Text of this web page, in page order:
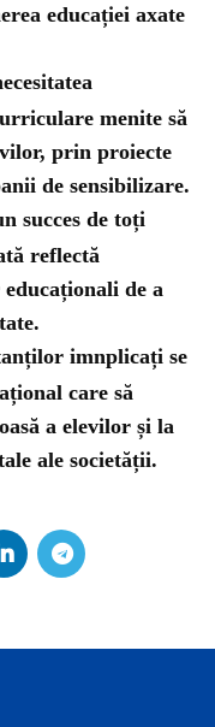
educației axate
menite să
prin proiecte
de sensibilizare.
succes de toți
reflectă
de a
imnplicați se
care să
a elevilor și la
ale societății.